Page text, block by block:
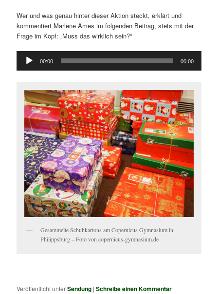
Wer und was genau hinter dieser Aktion steckt, erklärt und
kommentiert Marlene Ames im folgenden Beitrag, stets mit der
Frage im Kopf: „Muss das wirklich sein?“
Audio-
Player
00:00 00:00
Gesammelte Schuhkartons am Copernicus Gymnasium in
Philippsburg – Foto von copernicus-gymnasium.de
Veröffentlicht unterSendung |Schreibe einen Kommentar